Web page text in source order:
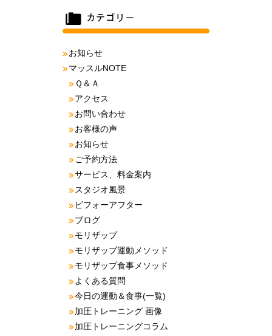
お知らせ
マッスルNOTE
Ｑ＆Ａ
アクセス
お問い合わせ
お客様の声
お知らせ
ご予約方法
サービス、料金案内
スタジオ風景
ビフォーアフター
ブログ
モリザップ
モリザップ運動メソッド
モリザップ食事メソッド
よくある質問
今日の運動＆食事(一覧)
加圧トレーニング 画像
加圧トレーニングコラム